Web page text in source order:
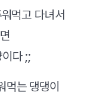
먹고 다녀서
다 ;;
먹는 댕댕이